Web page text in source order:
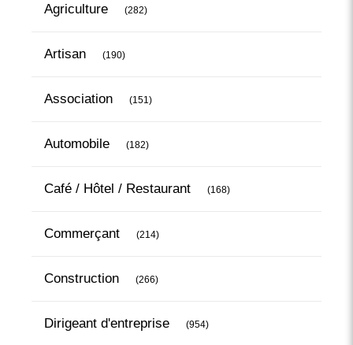
Agriculture (282)
Artisan (190)
Association (151)
Automobile (182)
Café / Hôtel / Restaurant (168)
Commerçant (214)
Construction (266)
Dirigeant d'entreprise (954)